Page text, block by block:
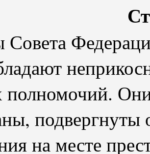
Совета
полномочий.
на месте